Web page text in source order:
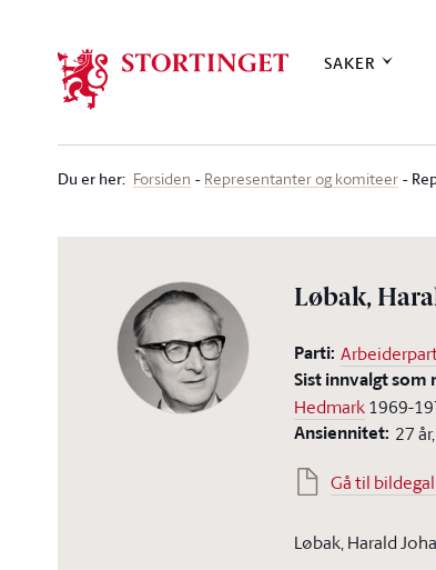
SAKER
Du er her: Forsiden Representanter og komiteer
Løbak,
Parti:
Sist innvalgt
Hedmark1969-
Ansiennitet: 27
Gå til
Løbak, Harald